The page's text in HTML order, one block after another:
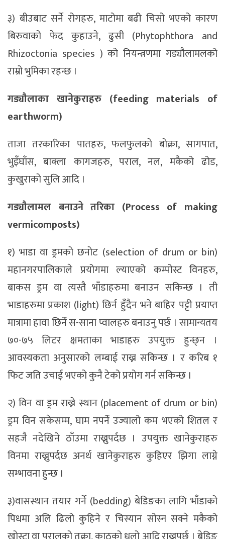
३) बीउबाट सर्ने रोगहरु, माटोमा बढी चिसो भएको कारण
बिरुवाको फेद कुहाउने, ढुसी (Phytophthora and
Rhizoctonia species ) को नियन्त्रणमा गड्यौलामलको
राम्रो भुमिका रहन्छ ।
गड्यौलाका खानेकुराहरु (feeding materials of
earthworm)
ताजा तरकारिका पातहरु, फलफुलको बोक्रा, सागपात,
भुइँघाँस, बाक्ला कागजहरु, पराल, नल, मकैको ढोड,
कुखुराको सुलि आदि ।
गड्यौलामल बनाउने तरिका (Process of making
vermicomposts)
१) भाडा वा ड्रमको छनोट (selection of drum or bin)
महानगरपालिकाले प्रयोगमा ल्याएको कम्पोस्ट विनहरु,
बाकस ड्रम वा त्यस्तै भाँडाहरुमा बनाउन सकिन्छ । ती
भाडाहरुमा प्रकाश (light) छिर्न हुँदैन भने बाहिर पट्टी प्रयाप्त
मात्रामा हावा छिर्ने स-साना प्वालहरु बनाउनु पर्छ । सामान्यतय
७०-७५ लिटर क्षमताका भाडाहरु उपयुक्त हुन्छ्न ।
आवस्यकता अनुसारको लम्बाई राख्न सकिन्छ । र करिब १
फिट जति उचाई भएको कुनै टेको प्रयोग गर्न सकिन्छ ।
२) विन वा ड्रम राख्ने स्थान (placement of drum or bin)
ड्रम विन सकेसम्म, घाम नपर्ने उज्यालो कम भएको शितल र
सहजै नदेखिने ठाँउमा राख्नुपर्दछ । उपयुक्त खानेकुराहरु
विनमा राख्नुपर्दछ अनर्थ खानेकुराहरु कुहिएर झिगा लाग्ने
सम्भावना हुन्छ ।
३)वासस्थान तयार गर्ने (bedding) बेडिङका लागि भाँडाको
पिधमा अलि ढिलो कुहिने र चिस्यान सोस्न सक्ने मकैको